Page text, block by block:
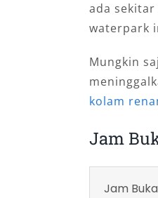
ada
waterpark
Mungkin
kolam
Jam
Jam Buka